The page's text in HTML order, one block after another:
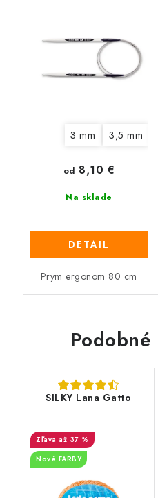
3 mm 3,5 mm
Na sklade
od 8,10 €
DETAIL
Prym ergonom 80 cm
SILKY Lana Gatto
až 37 %
Nové FARBY